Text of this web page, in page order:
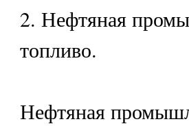
2. Нефтяная
топливо.
Нефтяная